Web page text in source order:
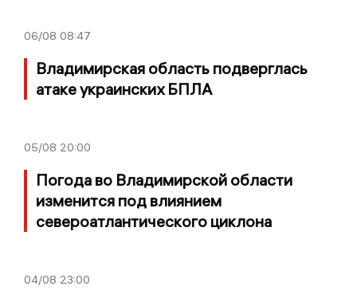
06/08 08:47
Владимирская область подверглась
атаке украинских БПЛА
05/08 20:00
Погода во Владимирской области
изменится под влиянием
североатлантического циклона
04/08 23:00